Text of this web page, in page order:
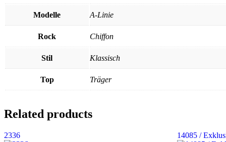
Modelle A-Linie
Rock Chiffon
Stil Klassisch
Top Träger
Related products
2336 14085 /